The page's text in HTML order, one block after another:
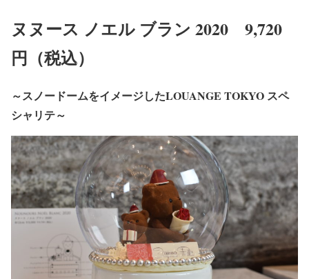
ヌヌース ノエル ブラン 2020 9,720
円（税込）
～スノードームをイメージしたLOUANGE TOKYO スペ
シャリテ～